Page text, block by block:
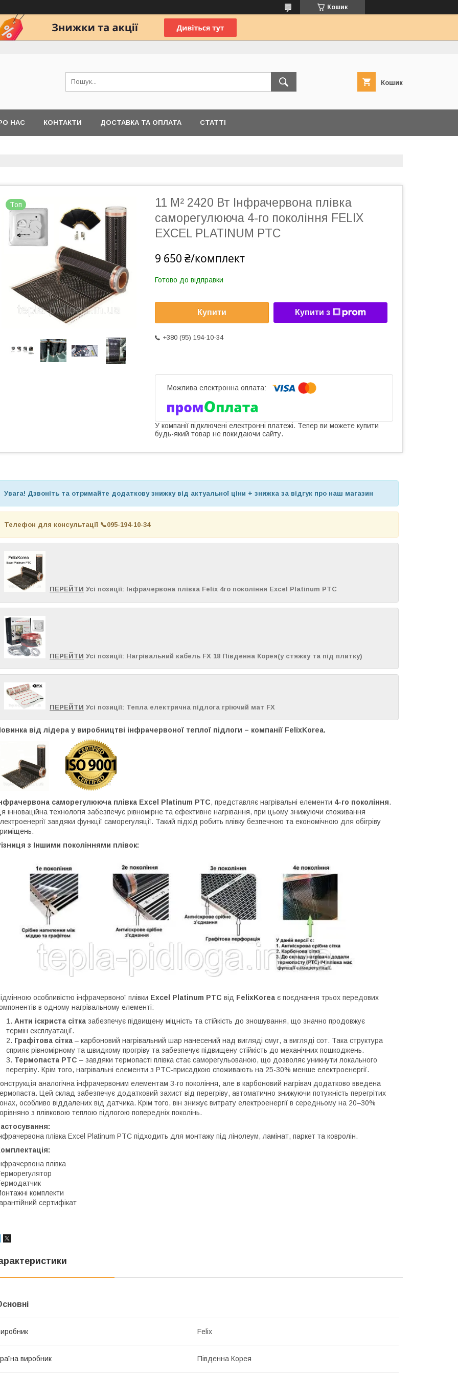
Кошик
Кошик
НАС КОНТАКТИ ДОСТАВКА ТА ОПЛАТА СТАТТІ
Топ
11 М² 2420 Вт Інфрачервона плівка
саморегулююча 4-го покоління FELIX
EXCEL PLATINUM PTC
9 650 ₴/комплект
Готово до відправки
Купити Купити з
+380 (95) 194-10-34
У компанії підключені електронні платежі. Тепер ви можете купити
будь-який товар не покидаючи сайту.
Увага! Дзвоніть та отримайте додаткову знижку від актуальної ціни + знижка за відгук про наш магазин
Телефон для консультації 📞095-194-10-34
ПЕРЕЙТИ Усі позиції: Інфрачервона плівка Felix 4го покоління Excel Platinum PTC
ПЕРЕЙТИ Усі позиції: Нагрівальний кабель FX 18 Південна Корея(у стяжку та під плитку)
ПЕРЕЙТИ Усі позиції: Тепла електрична підлога гріючий мат FX
від лідера у виробництві інфрачервоної теплої підлоги – компанії FelixKorea.
саморегулююча плівка Excel Platinum PTC, представляє нагрівальні елементи 4-го покоління.
інноваційна технологія забезпечує рівномірне та ефективне нагрівання, при цьому знижуючи споживання
завдяки функції саморегуляції. Такий підхід робить плівку безпечною та економічною для обігріву
з Іншими поколіннями плівок:
особливістю інфрачервоної плівки Excel Platinum PTC від FelixKorea є поєднання трьох передових
в одному нагрівальному елементі:
Анти іскриста сітка забезпечує підвищену міцність та стійкість до зношування, що значно продовжує
термін експлуатації.
Графітова сітка – карбоновий нагрівальний шар нанесений над вигляді смуг, а вигляді сот. Така структура
сприяє рівномірному та швидкому прогріву та забезпечує підвищену стійкість до механічних пошкоджень.
Термопаста PTC – завдяки термопасті плівка стає саморегульованою, що дозволяє уникнути локального
перегріву. Крім того, нагрівальні елементи з PTC-присадкою споживають на 25-30% менше електроенергії.
аналогічна інфрачервоним елементам 3-го покоління, але в карбоновий нагрівач додатково введена
Цей склад забезпечує додатковий захист від перегріву, автоматично знижуючи потужність перегрітих
особливо віддалених від датчика. Крім того, він знижує витрату електроенергії в середньому на 20–30%
з плівковою теплою підлогою попередніх поколінь.
плівка Excel Platinum PTC підходить для монтажу під лінолеум, ламінат, паркет та ковролін.
плівка
комплекти
сертифікат
Felix
виробник Південна Корея